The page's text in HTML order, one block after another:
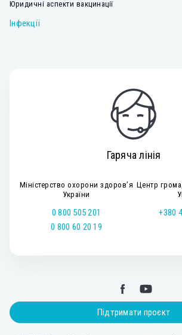
Юридичні аспекти вакцинації
Інфекції
Гаряча лінія
Міністерство охорони здоров’я
України
0 800 505 201
0 800 60 20 19
Центр
+380
Підтримати проєкт